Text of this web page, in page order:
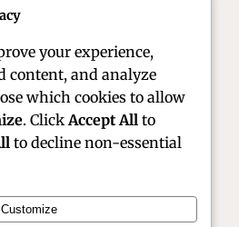
lebar namun
your experience,
content, and analyze
which cookies to allow
. Click Accept All to
to decline non-essential
Customize